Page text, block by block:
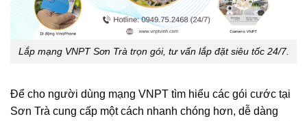
Lắp mạng VNPT Sơn Trà trọn gói, tư vấn lắp đặt siêu tốc 24/7.
Để cho người dùng mạng VNPT tìm hiểu các gói cước tại
Sơn Trà cung cấp một cách nhanh chóng hơn, dễ dàng